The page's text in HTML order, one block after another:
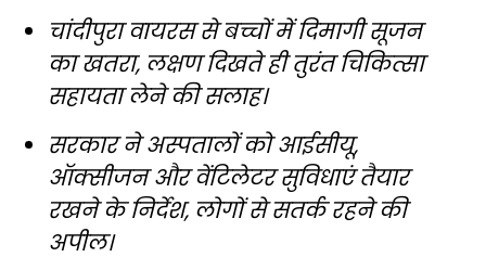
चांदीपुरा वायरस से बच्चों में दिमागी सूजन
का खतरा, लक्षण दिखते ही तुरंत चिकित्सा
सहायता लेने की सलाह।
सरकार ने अस्पतालों को आईसीयू,
ऑक्सीजन और वेंटिलेटर सुविधाएं तैयार
रखने के निर्देश, लोगों से सतर्क रहने की
अपील।